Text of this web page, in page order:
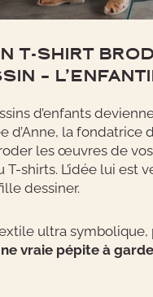
T-SHIRT
–
d’enfants
d’Anne, la fondatrice
les œuvres de
T-shirts. L’idée lui est
dessiner.
ultra symbolique,
vraie pépite à